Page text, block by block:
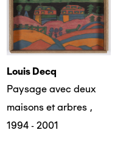
Louis Decq
Paysage avec deux
maisons et arbres ,
1994 - 2001